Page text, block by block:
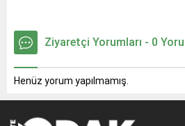
Ziyaretçi Yorumları - 0
Henüz yorum yapılmamış.